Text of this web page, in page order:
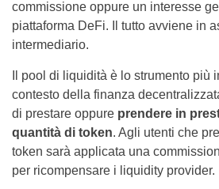
commissione oppure un interesse
piattaforma DeFi. Il tutto avviene in
intermediario.
Il pool di liquidità è lo strumento più
contesto della finanza
di prestare oppure prendere in
quantità di token. Agli utenti che
token sarà applicata una
per ricompensare i liquidity provider.